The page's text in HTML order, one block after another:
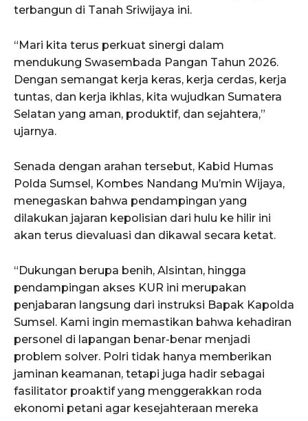
terbangun di Tanah Sriwijaya ini.
“Mari kita terus perkuat sinergi dalam
mendukung Swasembada Pangan Tahun 2026.
Dengan semangat kerja keras, kerja cerdas, kerja
tuntas, dan kerja ikhlas, kita wujudkan Sumatera
Selatan yang aman, produktif, dan sejahtera,”
ujarnya.
Senada dengan arahan tersebut, Kabid Humas
Polda Sumsel, Kombes Nandang Mu’min Wijaya,
menegaskan bahwa pendampingan yang
dilakukan jajaran kepolisian dari hulu ke hilir ini
akan terus dievaluasi dan dikawal secara ketat.
“Dukungan berupa benih, Alsintan, hingga
pendampingan akses KUR ini merupakan
penjabaran langsung dari instruksi Bapak Kapolda
Sumsel. Kami ingin memastikan bahwa kehadiran
personel di lapangan benar-benar menjadi
problem solver. Polri tidak hanya memberikan
jaminan keamanan, tetapi juga hadir sebagai
fasilitator proaktif yang menggerakkan roda
ekonomi petani agar kesejahteraan mereka